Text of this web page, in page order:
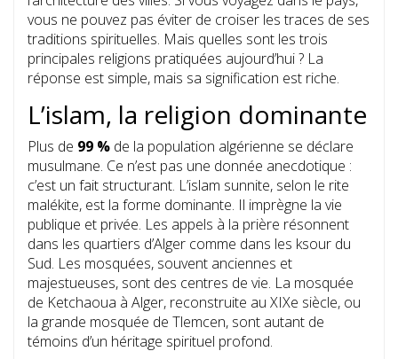
vous ne pouvez pas éviter de croiser les traces de ses
traditions spirituelles. Mais quelles sont les trois
principales religions pratiquées aujourd’hui ? La
réponse est simple, mais sa signification est riche.
L’islam, la religion dominante
Plus de 99 % de la population algérienne se déclare
musulmane. Ce n’est pas une donnée anecdotique :
c’est un fait structurant. L’islam sunnite, selon le rite
malékite, est la forme dominante. Il imprègne la vie
publique et privée. Les appels à la prière résonnent
dans les quartiers d’Alger comme dans les ksour du
Sud. Les mosquées, souvent anciennes et
majestueuses, sont des centres de vie. La mosquée
de Ketchaoua à Alger, reconstruite au XIXe siècle, ou
la grande mosquée de Tlemcen, sont autant de
témoins d’un héritage spirituel profond.